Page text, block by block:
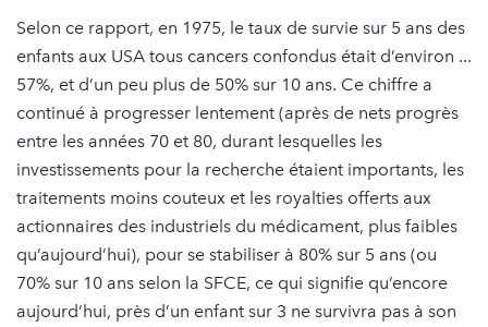
Selon ce rapport, en 1975, le taux de survie sur 5 ans des
enfants aux USA tous cancers confondus était d’environ ...
57%, et d’un peu plus de 50% sur 10 ans. Ce chiffre a
continué à progresser lentement (après de nets progrès
entre les années 70 et 80, durant lesquelles les
investissements pour la recherche étaient importants, les
traitements moins couteux et les royalties offerts aux
actionnaires des industriels du médicament, plus faibles
qu’aujourd’hui), pour se stabiliser à 80% sur 5 ans (ou
70% sur 10 ans selon la SFCE, ce qui signifie qu’encore
aujourd’hui, près d’un enfant sur 3 ne survivra pas à son